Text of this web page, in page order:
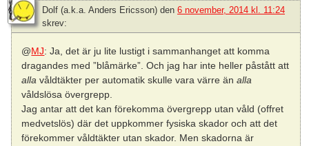
Dolf (a.k.a. Anders Ericsson) den 6 november, 2014 kl. 11:24
skrev:
@MJ: Ja, det är ju lite lustigt i sammanhanget att komma
dragandes med ”blåmärke”. Och jag har inte heller påstått att
allavåldtäkter per automatik skulle vara värre änalla
våldslösa övergrepp.
Jag antar att det kan förekomma övergrepp utan våld (offret
medvetslös) där det uppkommer fysiska skador och att det
förekommer våldtäkter utan skador. Men skadorna är